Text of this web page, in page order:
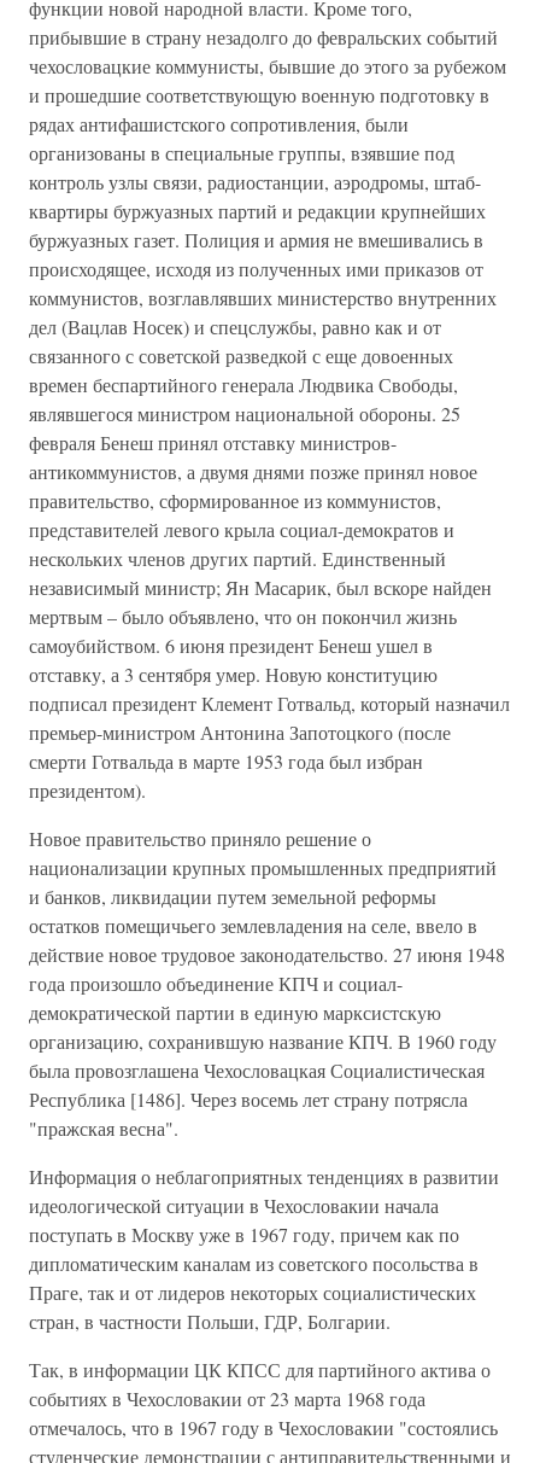
функции новой народной власти. Кроме того,
прибывшие в страну незадолго до февральских событий
чехословацкие коммунисты, бывшие до этого за рубежом
и прошедшие соответствующую военную подготовку в
рядах антифашистского сопротивления, были
организованы в специальные группы, взявшие под
контроль узлы связи, радиостанции, аэродромы, штаб-
квартиры буржуазных партий и редакции крупнейших
буржуазных газет. Полиция и армия не вмешивались в
происходящее, исходя из полученных ими приказов от
коммунистов, возглавлявших министерство внутренних
дел (Вацлав Носек) и спецслужбы, равно как и от
связанного с советской разведкой с еще довоенных
времен беспартийного генерала Людвика Свободы,
являвшегося министром национальной обороны. 25
февраля Бенеш принял отставку министров-
антикоммунистов, а двумя днями позже принял новое
правительство, сформированное из коммунистов,
представителей левого крыла социал-демократов и
нескольких членов других партий. Единственный
независимый министр; Ян Масарик, был вскоре найден
мертвым – было объявлено, что он покончил жизнь
самоубийством. 6 июня президент Бенеш ушел в
отставку, а 3 сентября умер. Новую конституцию
подписал президент Клемент Готвальд, который назначил
премьер-министром Антонина Запотоцкого (после
смерти Готвальда в марте 1953 года был избран
президентом).
Новое правительство приняло решение о
национализации крупных промышленных предприятий
и банков, ликвидации путем земельной реформы
остатков помещичьего землевладения на селе, ввело в
действие новое трудовое законодательство. 27 июня 1948
года произошло объединение КПЧ и социал-
демократической партии в единую марксистскую
организацию, сохранившую название КПЧ. В 1960 году
была провозглашена Чехословацкая Социалистическая
Республика [1486]. Через восемь лет страну потрясла
"пражская весна".
Информация о неблагоприятных тенденциях в развитии
идеологической ситуации в Чехословакии начала
поступать в Москву уже в 1967 году, причем как по
дипломатическим каналам из советского посольства в
Праге, так и от лидеров некоторых социалистических
стран, в частности Польши, ГДР, Болгарии.
Так, в информации ЦК КПСС для партийного актива о
событиях в Чехословакии от 23 марта 1968 года
отмечалось, что в 1967 году в Чехословакии "состоялись
студенческие демонстрации с антиправительственными и